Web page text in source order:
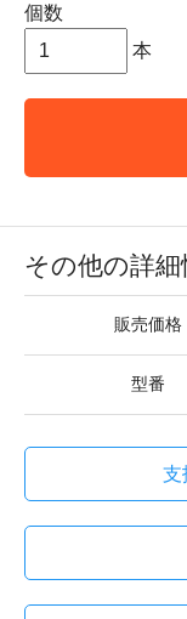
個数
本
その他の詳細
販売価格
型番
支